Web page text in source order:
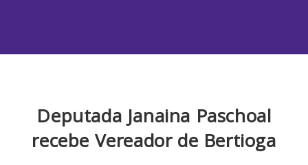
Deputada Janaina Paschoal
recebe Vereador de Bertioga